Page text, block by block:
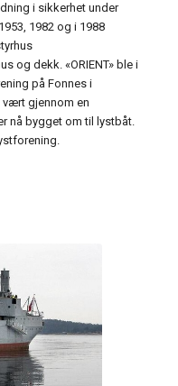
i sikkerhet under
1982 og i 1988
og dekk. «ORIENT» ble i
på Fonnes i
vært gjennom en
nå bygget om til lystbåt.